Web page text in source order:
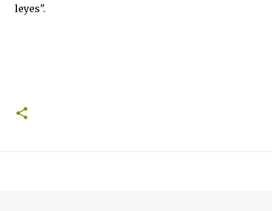
leyes".